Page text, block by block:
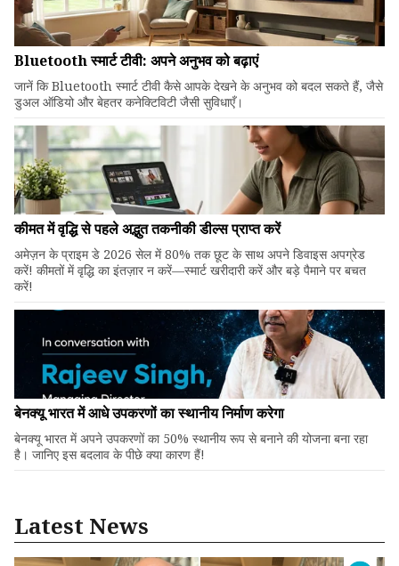
Bluetooth स्मार्ट टीवी: अपने अनुभव को बढ़ाएं
जानें कि Bluetooth स्मार्ट टीवी कैसे आपके देखने के अनुभव को बदल सकते हैं, जैसे
डुअल ऑडियो और बेहतर कनेक्टिविटी जैसी सुविधाएँ।
कीमत में वृद्धि से पहले अद्भुत तकनीकी डील्स प्राप्त करें
अमेज़न के प्राइम डे 2026 सेल में 80% तक छूट के साथ अपने डिवाइस अपग्रेड
करें! कीमतों में वृद्धि का इंतज़ार न करें—स्मार्ट खरीदारी करें और बड़े पैमाने पर बचत
करें!
बेनक्यू भारत में आधे उपकरणों का स्थानीय निर्माण करेगा
बेनक्यू भारत में अपने उपकरणों का 50% स्थानीय रूप से बनाने की योजना बना रहा
है। जानिए इस बदलाव के पीछे क्या कारण हैं!
Latest News